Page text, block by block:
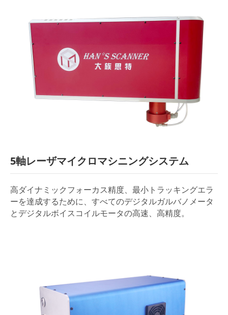
5軸レーザマイクロマシニングシステム
高ダイナミックフォーカス精度、最小トラッキングエラ
ーを達成するために、すべてのデジタルガルバノメータ
とデジタルボイスコイルモータの高速、高精度。